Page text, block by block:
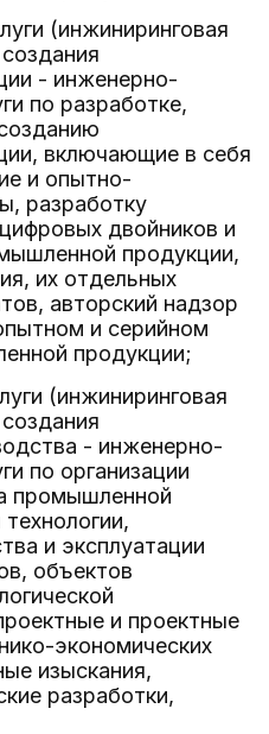
(инжиниринговая
- инженерно-
по разработке,
включающие в себя
и опытно-
разработку
двойников и
продукции,
их отдельных
авторский надзор
и серийном
продукции;
(инжиниринговая
- инженерно-
по организации
промышленной
и эксплуатации
объектов
и проектные
экономических
изыскания,
разработки,